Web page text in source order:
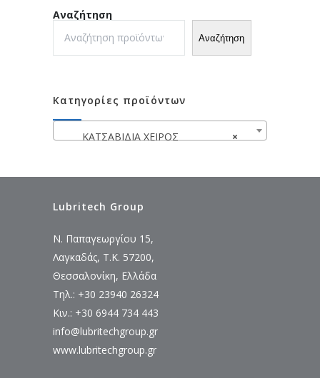
Αναζήτηση
Αναζήτηση
Κατηγορίες προϊόντων
×
ΚΑΤΣΑΒΙΔΙΑ ΧΕΙΡΟΣ
Lubritech Group
Ν. Παπαγεωργίου 15,
Λαγκαδάς, Τ.Κ. 57200,
Θεσσαλονίκη, Ελλάδα
Τηλ.: +30 23940 26324
Κιν.: +30 6944 734 443
info@lubritechgroup.gr
www.lubritechgroup.gr